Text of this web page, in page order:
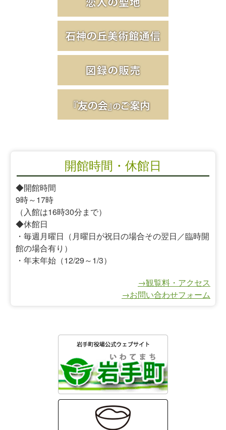
開館時間・休館日
◆開館時間
9時～17時
（入館は16時30分まで）
◆休館日
・毎週月曜日（月曜日が祝日の場合その翌日／臨時開
館の場合有り）
・年末年始（12/29～1/3）
→観覧料・アクセス
→お問い合わせフォーム